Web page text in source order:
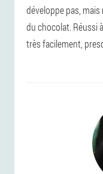
développe pas,
du chocolat. Réussi
très facilement,